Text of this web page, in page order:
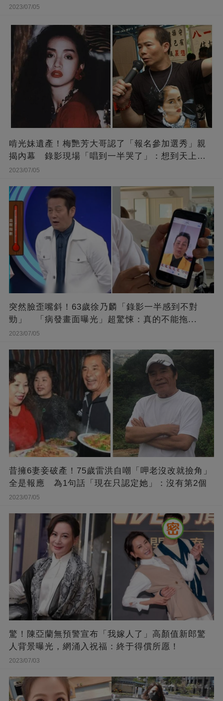
2023/07/05
啃光妹遺產！梅艷芳大哥認了「報名參加選秀」親
揭內幕 錄影現場「唱到一半哭了」：想到天上的
她
2023/07/05
突然臉歪嘴斜！63歲徐乃麟「錄影一半感到不對
勁」 「病發畫面曝光」超驚悚：真的不能拖...
2023/07/05
昔擁6妻妾破產！75歲雷洪自嘲「呷老沒改就撿角」
全是報應 為1句話「現在只認定她」：沒有第2個
2023/07/05
驚！陳亞蘭無預警宣布「我嫁人了」高顏值新郎驚
人背景曝光，網涌入祝福：終于得償所愿！
2023/07/03